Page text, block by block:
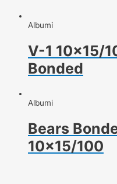
Albumi
V-1 10×15/
Bonded
Albumi
Bears
10×15/100